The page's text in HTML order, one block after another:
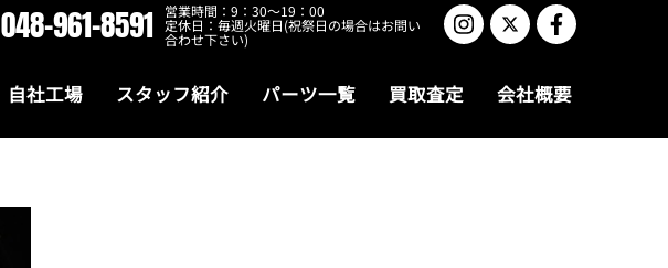
048-961-8591 営業時間：9：30～19：00
定休日：毎週火曜日(祝祭日の場合はお問い
合わせ下さい)
自社工場 スタッフ紹介 パーツ一覧 買取査定 会社概要